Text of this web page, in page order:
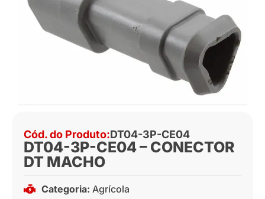
Cód. do Produto:DT04-3P-CE04
DT04-3P-CE04 – CONECTOR
DT MACHO
Categoria: Agrícola